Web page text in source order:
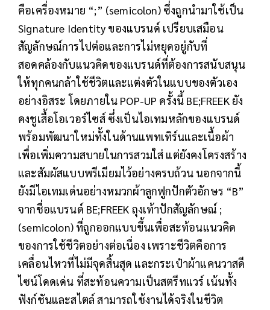
คือเครื่องหมาย “;” (semicolon) ซึ่งถูกนำมาใช้เป็น
Signature Identity ของแบรนด์ เปรียบเสมือน
สัญลักษณ์การไปต่อและการไม่หยุดอยู่กับที่
สอดคล้องกับแนวคิดของแบรนด์ที่ต้องการสนับสนุน
ให้ทุกคนกล้าใช้ชีวิตและแต่งตัวในแบบของตัวเอง
อย่างอิสระ โดยภายใน POP-UP ครั้งนี้ BE;FREEK ยัง
คงชูเสื้อโอเวอร์ไซส์ ซึ่งเป็นไอเทมหลักของแบรนด์
พร้อมพัฒนาใหม่ทั้งในด้านแพทเทิร์นและเนื้อผ้า
เพื่อเพิ่มความสบายในการสวมใส่ แต่ยังคงโครงสร้าง
และสัมผัสแบบพรีเมียมไว้อย่างครบถ้วน นอกจากนี้
ยังมีไอเทมเด่นอย่างหมวกผ้าลูกฟูกปักตัวอักษร “B”
จากชื่อแบรนด์ BE;FREEK ถุงเท้าปักสัญลักษณ์ ;
(semicolon) ที่ถูกออกแบบขึ้นเพื่อสะท้อนแนวคิด
ของการใช้ชีวิตอย่างต่อเนื่อง เพราะชีวิตคือการ
เคลื่อนไหวที่ไม่มีจุดสิ้นสุด และกระเป๋าผ้าแคนวาสดี
ไซน์โดดเด่น ที่สะท้อนความเป็นสตรีทแวร์ เน้นทั้ง
ฟังก์ชันและสไตล์ สามารถใช้งานได้จริงในชีวิต